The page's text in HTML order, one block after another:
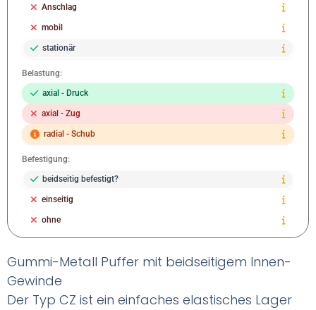
Anschlag
mobil
stationär
Belastung:
axial - Druck
axial - Zug
radial - Schub
Befestigung:
beidseitig befestigt?
einseitig
ohne
Gummi-Metall Puffer mit beidseitigem Innen-
Gewinde
Der Typ CZ ist ein einfaches elastisches Lager